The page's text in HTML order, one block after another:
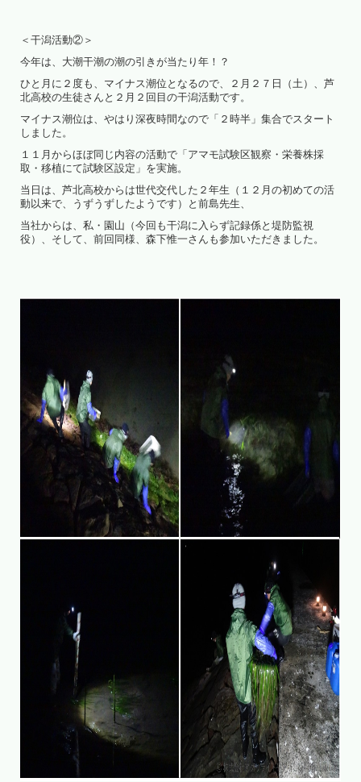
＜干潟活動②＞
今年は、大潮干潮の潮の引きが当たり年！？
ひと月に２度も、マイナス潮位となるので、２月２７日（土）、芦
北高校の生徒さんと２月２回目の干潟活動です。
マイナス潮位は、やはり深夜時間なので「２時半」集合でスタート
しました。
１１月からほぼ同じ内容の活動で「アマモ試験区観察・栄養株採
取・移植にて試験区設定」を実施。
当日は、芦北高校からは世代交代した２年生（１２月の初めての活
動以来で、うずうずしたようです）と前島先生、
当社からは、私・園山（今回も干潟に入らず記録係と堤防監視
役）、そして、前回同様、森下惟一さんも参加いただきました。